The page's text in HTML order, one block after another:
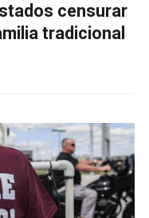
censurar
tradicional